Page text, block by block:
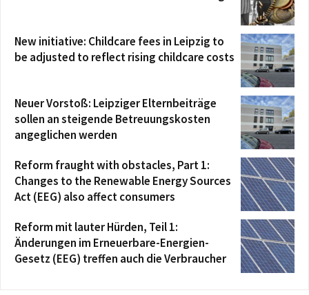
New initiative: Childcare fees in Leipzig to
be adjusted to reflect rising childcare costs
Neuer Vorstoß: Leipziger Elternbeiträge
sollen an steigende Betreuungskosten
angeglichen werden
Reform fraught with obstacles, Part 1:
Changes to the Renewable Energy Sources
Act (EEG) also affect consumers
Reform mit lauter Hürden, Teil 1:
Änderungen im Erneuerbare-Energien-
Gesetz (EEG) treffen auch die Verbraucher